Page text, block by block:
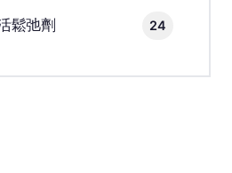
鬆弛劑 24